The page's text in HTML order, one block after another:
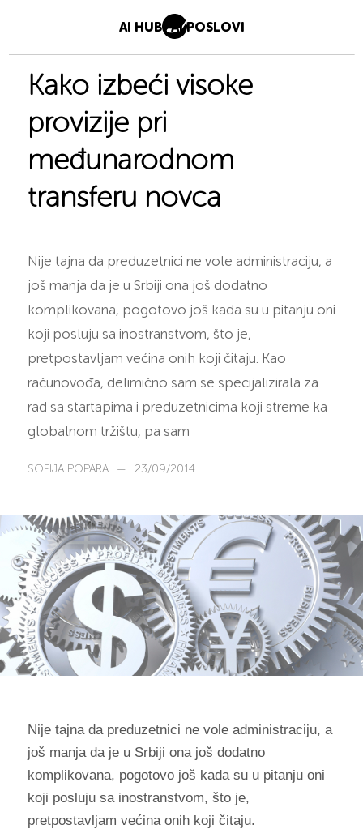
AI HUB AI POSLOVI
Kako izbeći visoke
provizije pri
međunarodnom
transferu novca
Nije tajna da preduzetnici ne vole administraciju, a
još manja da je u Srbiji ona još dodatno
komplikovana, pogotovo još kada su u pitanju oni
koji posluju sa inostranstvom, što je,
pretpostavljam većina onih koji čitaju. Kao
računovođa, delimično sam se specijalizirala za
rad sa startapima i preduzetnicima koji streme ka
globalnom tržištu, pa sam
SOFIJA POPARA — 23/09/2014
Nije tajna da preduzetnici ne vole administraciju, a
još manja da je u Srbiji ona još dodatno
komplikovana, pogotovo još kada su u pitanju oni
koji posluju sa inostranstvom, što je,
pretpostavljam većina onih koji čitaju.